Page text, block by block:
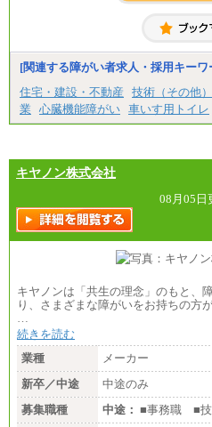
【契約社員】月給
[関連する障がい者求人・採用キーワ
住宅・建設・不動産
技術（その他）
業
心臓機能障がい 車いす用トイレ
キヤノン株式会社
08月05
キヤノンは「共生の理念」のもと、
り、さまざまな障がいをお持ちの方
…
続きを読む
業種
メーカー
新卒／中途
中途のみ
募集職種
中途： ■事務職 ■技